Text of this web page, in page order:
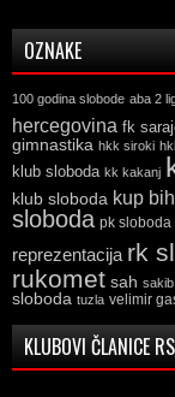
OZNAKE
100 godina slobode aba 2
hercegovina fk
gimnastika hkk siroki
klub sloboda kk kakanj
klub sloboda kup bih
sloboda pk sloboda
reprezentacija rk
rukomet sah
sloboda tuzla velimir
KLUBOVI ČLANICE